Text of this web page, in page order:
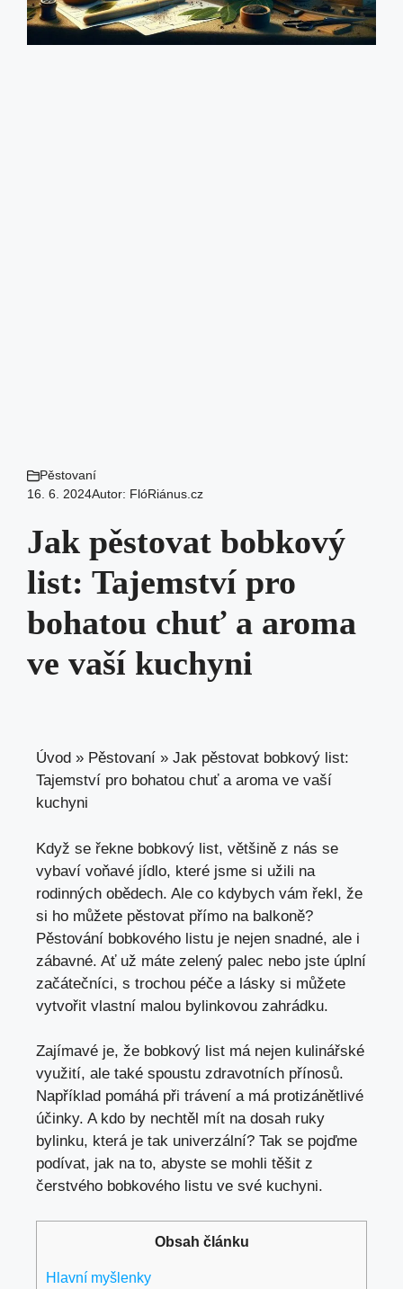
Pěstovaní
16. 6. 2024Autor: FlóRiánus.cz
Jak pěstovat bobkový
list: Tajemství pro
bohatou chuť a aroma
ve vaší kuchyni
Úvod » Pěstovaní » Jak pěstovat bobkový list:
Tajemství pro bohatou chuť a aroma ve vaší
kuchyni
Když se řekne bobkový list, většině z nás se
vybaví voňavé jídlo, které jsme si užili na
rodinných obědech. Ale co kdybych vám řekl, že
si ho můžete pěstovat přímo na balkoně?
Pěstování bobkového listu je nejen snadné, ale i
zábavné. Ať už máte zelený palec nebo jste úplní
začátečníci, s trochou péče a lásky si můžete
vytvořit vlastní malou bylinkovou zahrádku.
Zajímavé je, že bobkový list má nejen kulinářské
využití, ale také spoustu zdravotních přínosů.
Například pomáhá při trávení a má protizánětlivé
účinky. A kdo by nechtěl mít na dosah ruky
bylinku, která je tak univerzální? Tak se pojďme
podívat, jak na to, abyste se mohli těšit z
čerstvého bobkového listu ve své kuchyni.
Obsah článku
Hlavní myšlenky